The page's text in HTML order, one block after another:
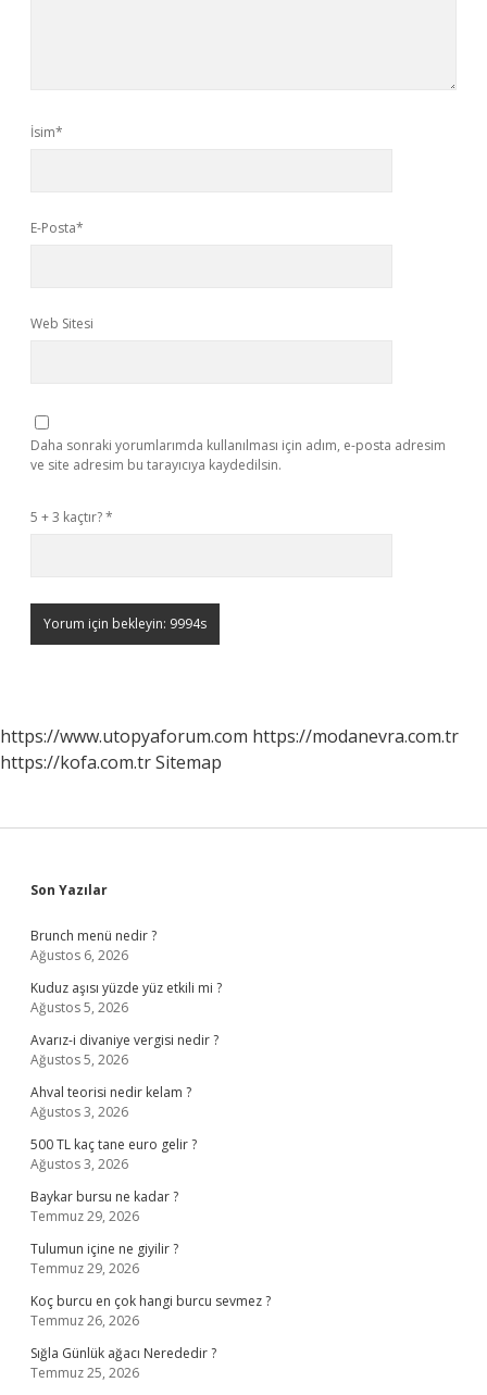
İsim*
E-Posta*
Web Sitesi
Daha sonraki yorumlarımda kullanılması için adım, e-posta adresim
ve site adresim bu tarayıcıya kaydedilsin.
5 + 3 kaçtır?*
https://www.utopyaforum.com https://modanevra.com.tr
https://kofa.com.trSitemap
Sidebar
Son Yazılar
Brunch menü nedir ?
Ağustos 6, 2026
Kuduz aşısı yüzde yüz etkili mi ?
Ağustos 5, 2026
Avarız-i divaniye vergisi nedir ?
Ağustos 5, 2026
Ahval teorisi nedir kelam ?
Ağustos 3, 2026
500 TL kaç tane euro gelir ?
Ağustos 3, 2026
Baykar bursu ne kadar ?
Temmuz 29, 2026
Tulumun içine ne giyilir ?
Temmuz 29, 2026
Koç burcu en çok hangi burcu sevmez ?
Temmuz 26, 2026
Sığla Günlük ağacı Nerededir ?
Temmuz 25, 2026